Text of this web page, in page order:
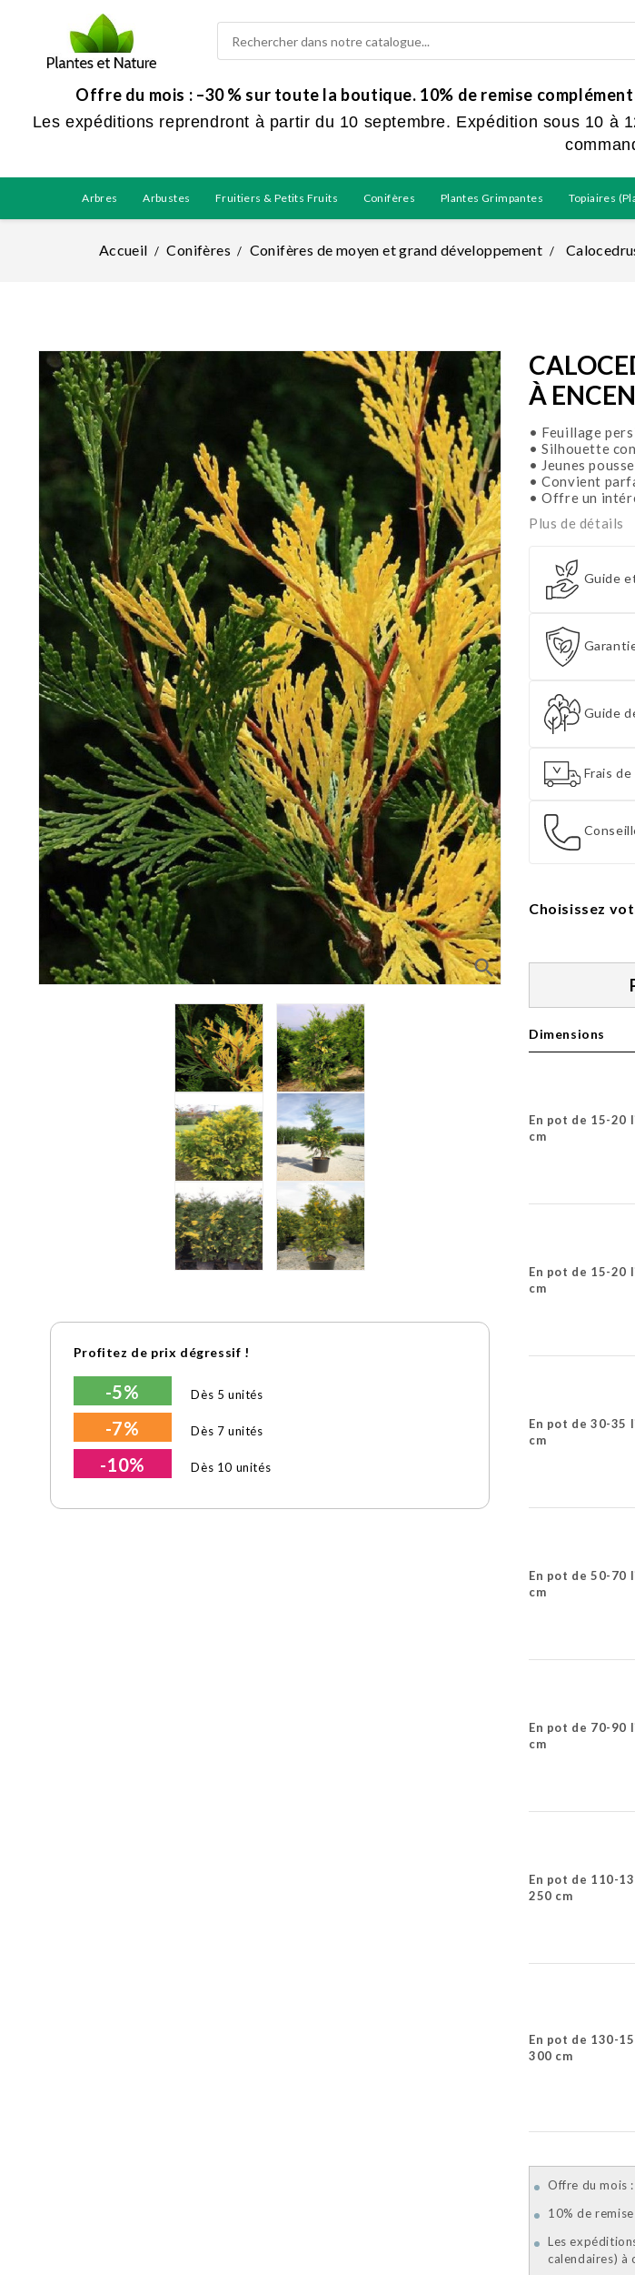
Offre du mois : –30 % sur toute la boutique. 10% de remise
Les expéditions reprendront à partir du 10 septembre. Expédition sous 10
Arbres Arbustes Fruitiers & Petits Fruits Conifères Plantes Grimpantes Topiaires
Accueil Conifères Conifères de moyen et grand développement
search
Profitez de prix dégressif !
-5% Dès 5 unités
-7% Dès 7 unités
-10% Dès 10 unités
À
• Feuillage
• Silhouette
• Jeunes
• Convient
• Offre un
Plus de détails
Guide
Guide
Frais
Choisissez
Dimensions
En pot de 15-
cm
En pot de 15-
cm
En pot de 30-
cm
En pot de 50-
cm
En pot de 70-
cm
En pot de 110-
250 cm
En pot de 130-
300 cm
Offre du mois
10% de
Les
calendaires) à